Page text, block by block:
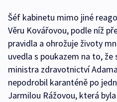
Šéf kabinetu mimo jiné
Věru Kovářovou, podle níž
pravidla a ohrožuje životy
uvedla s poukazem na to,
ministra zdravotnictví
nepodrobil karanténě po
Jarmilou Rážovou, která